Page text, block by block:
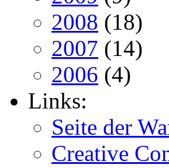
2008 (18)
2007 (14)
2006 (4)
Links:
Seite der
Creative